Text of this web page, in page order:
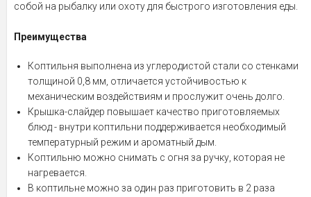
собой на рыбалку или охоту для быстрого изготовления еды.
Преимущества
Коптильня выполнена из углеродистой стали со стенками
толщиной 0,8 мм, отличается устойчивостью к
механическим воздействиям и прослужит очень долго.
Крышка-слайдер повышает качество приготовляемых
блюд - внутри коптильни поддерживается необходимый
температурный режим и ароматный дым.
Коптильню можно снимать с огня за ручку, которая не
нагревается.
В коптильне можно за один раз приготовить в 2 раза